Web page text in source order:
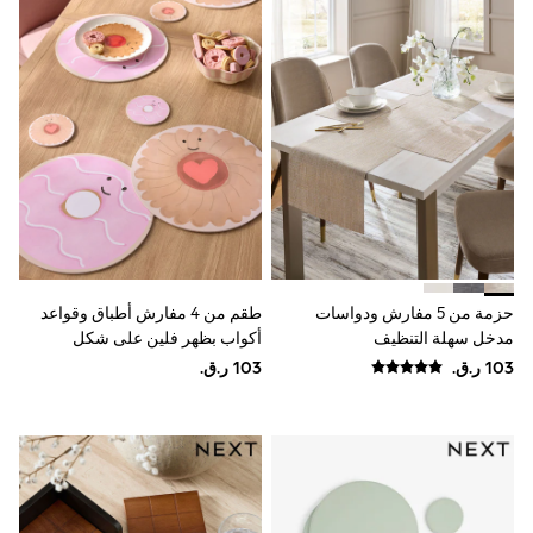
Coats & Jackets
Bags
Polo Shirts
Blue
Black
White
Grey
Green
Red
All Branded Schoolwear
adidas
Nike
Clarks
Start Rite
Smiggle
Eastpak
Bags & Backpacks
All Girls Sports & Swimwear
T-Shirts
حزمة من 5 مفارش ودواسات
مدخل سهلة التنظيف
طقم من 4 مفارش أطباق وقواعد
أكواب بظهر فلين على شكل
بسكويت